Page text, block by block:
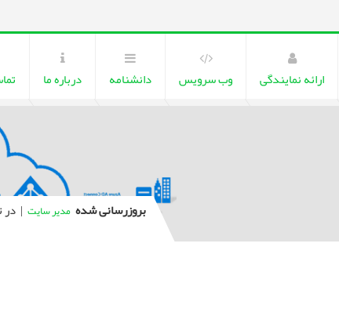
ارائه نمایندگی وب سرویس دانشنامه درباره ما
بروزرسانی شده مدیر سایت | در